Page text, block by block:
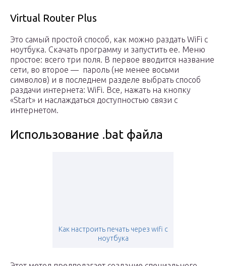
Virtual Router Plus
Это самый простой способ, как можно раздать WiFi с
ноутбука. Скачать программу и запустить ее. Меню
простое: всего три поля. В первое вводится название
сети, во второе — пароль (не менее восьми
символов) и в последнем разделе выбрать способ
раздачи интернета: WiFi. Все, нажать на кнопку
«Start» и наслаждаться доступностью связи с
интернетом.
Использование .bat файла
Как настроить печать через wifi с
ноутбука